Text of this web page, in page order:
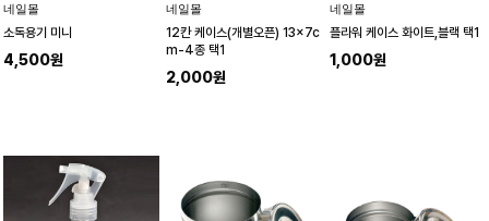
네일몰
소독용기 미니
4,500원
네일몰
12칸 케이스(개별오픈) 13x7c
m-4종 택1
2,000원
네일몰
플라워 케이스 화이트,블랙 택1
1,000원